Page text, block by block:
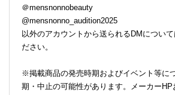
＠mensnonnobeauty
@mensnonno_audition2025
以外のアカウントから送られるDMについ
ださい。
※掲載商品の発売時期およびイベント等に
期・中止の可能性があります。メーカー